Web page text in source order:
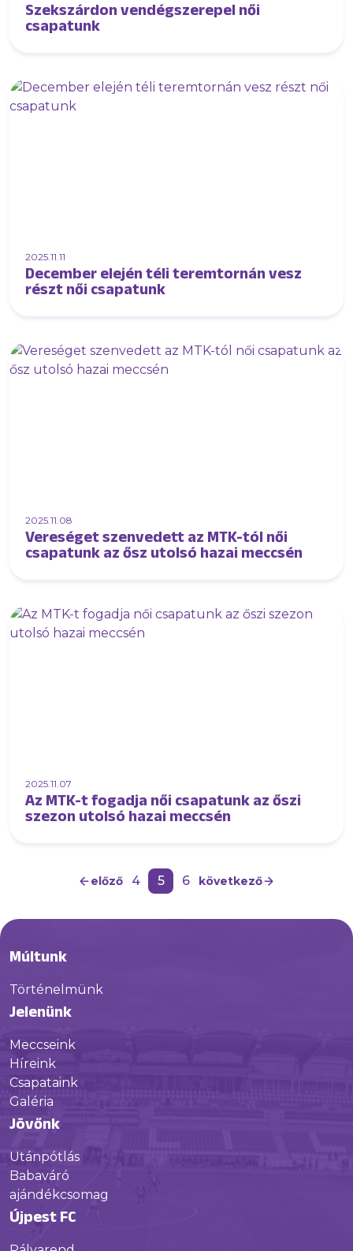
Szekszárdon vendégszerepel női
csapatunk
2025.11.11
December elején téli teremtornán vesz
részt női csapatunk
2025.11.08
Vereséget szenvedett az MTK-tól női
csapatunk az ősz utolsó hazai meccsén
2025.11.07
Az MTK-t fogadja női csapatunk az őszi
szezon utolsó hazai meccsén
előző 4 5 6 következő
Múltunk
Történelmünk
Jelenünk
Meccseink
Híreink
Csapataink
Galéria
Jövőnk
Utánpótlás
Babaváró
ajándékcsomag
Újpest FC